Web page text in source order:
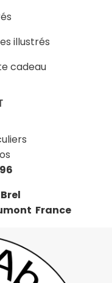
illustrés
cadeau
France